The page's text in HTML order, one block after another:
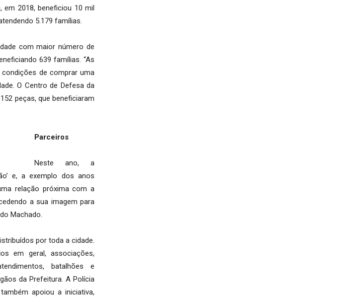
em 2018, beneficiou 10 mil
5.179 famílias.
com maior número de
639 famílias. “As
de comprar uma
O Centro de Defesa da
peças, que beneficiaram
Parceiros
Neste ano, a
e, a exemplo dos anos
relação próxima com a
a sua imagem para
Machado.
por toda a cidade.
em geral, associações,
batalhões e
da Prefeitura. A Polícia
apoiou a iniciativa,